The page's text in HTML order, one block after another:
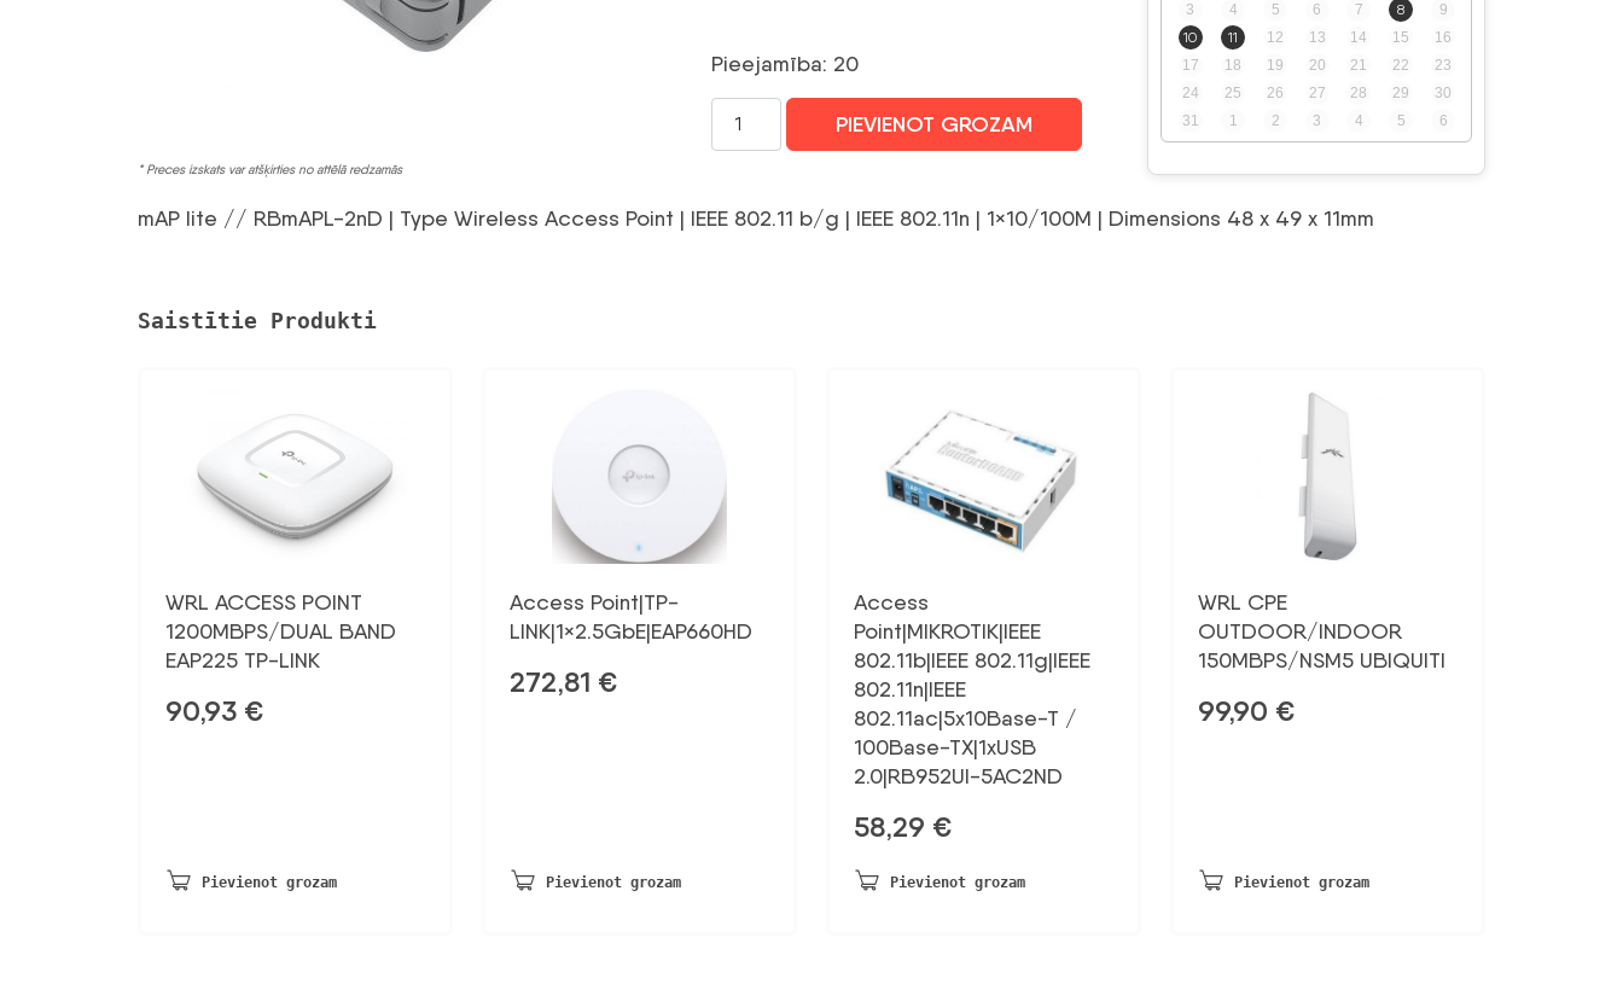
* Preces izskats var atšķirties no attēlā redzamās
3
4 5 6 7 8
9
10
11 12 13 14 15
16
17
18 19 20 21 22
23
24
25 26 27 28 29
30
31
1 2 3 4 5 6
Pieejamība: 20
Point|MIKROTIK|IEEE
802.11n|1x10/100M|RBMAPL-
PIEVIENOT GROZAM
mAP lite // RBmAPL-2nD | Type Wireless Access Point | IEEE 802.11 b/g | IEEE 802.11n | 1×10/100M | Dimensions 48 x 49 x 11mm
Saistītie Produkti
WRL ACCESS POINT
1200MBPS/DUAL BAND
EAP225 TP-LINK
90,93 €
Pievienot grozam
Access Point|TP-
LINK|1×2.5GbE|EAP660HD
272,81 €
Pievienot grozam
Access
Point|MIKROTIK|IEEE
802.11b|IEEE 802.11g|IEEE
802.11n|IEEE
802.11ac|5x10Base-T /
100Base-TX|1xUSB
2.0|RB952UI-5AC2ND
58,29 €
Pievienot grozam
WRL CPE
OUTDOOR/INDOOR
150MBPS/NSM5 UBIQUITI
99,90 €
Pievienot grozam